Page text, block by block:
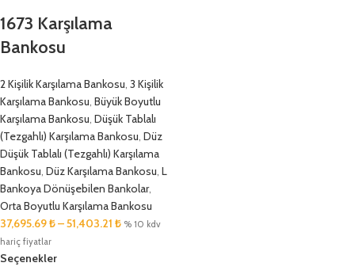
1673 Karşılama
Bankosu
2 Kişilik Karşılama Bankosu 3 Kişilik
Karşılama Bankosu Büyük Boyutlu
Karşılama Bankosu Düşük Tablalı
(Tezgahlı) Karşılama Bankosu Düz
Düşük Tablalı (Tezgahlı) Karşılama
Bankosu Düz Karşılama Bankosu L
Bankoya Dönüşebilen Bankolar,
Orta Boyutlu Karşılama Bankosu
37,695.69₺–51,403.21 ₺ % 10 kdv
hariç fiyatlar
Seçenekler